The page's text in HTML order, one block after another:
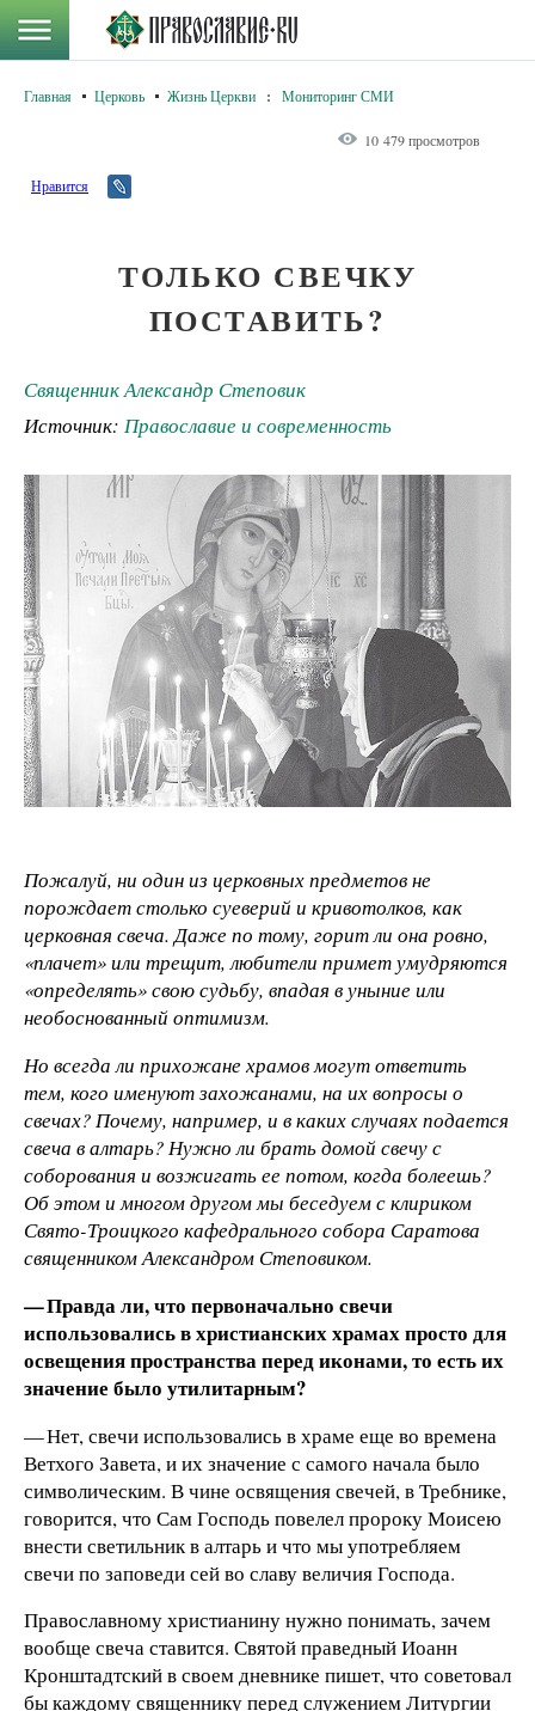
Главная Церковь Жизнь Церкви : Мониторинг СМИ
10 479 просмотров
Нравится
ТОЛЬКО СВЕЧКУ
ПОСТАВИТЬ?
Священник Александр Степовик
Источник: Православие и современность
Пожалуй, ни один из церковных предметов не
порождает столько суеверий и кривотолков, как
церковная свеча. Даже по тому, горит ли она ровно,
«плачет» или трещит, любители примет умудряются
«определять» свою судьбу, впадая в уныние или
необоснованный оптимизм.
Но всегда ли прихожане храмов могут ответить
тем, кого именуют захожанами, на их вопросы о
свечах? Почему, например, и в каких случаях подается
свеча в алтарь? Нужно ли брать домой свечу с
соборования и возжигать ее потом, когда болеешь?
Об этом и многом другом мы беседуем с клириком
Свято-Троицкого кафедрального собора Саратова
священником Александром Степовиком.
— Правда ли, что первоначально свечи
использовались в христианских храмах просто для
освещения пространства перед иконами, то есть их
значение было утилитарным?
— Нет, свечи использовались в храме еще во времена
Ветхого Завета, и их значение с самого начала было
символическим. В чине освящения свечей, в Требнике,
говорится, что Сам Господь повелел пророку Моисею
внести светильник в алтарь и что мы употребляем
свечи по заповеди сей во славу величия Господа.
Православному христианину нужно понимать, зачем
вообще свеча ставится. Святой праведный Иоанн
Кронштадтский в своем дневнике пишет, что советовал
бы каждому священнику перед служением Литургии